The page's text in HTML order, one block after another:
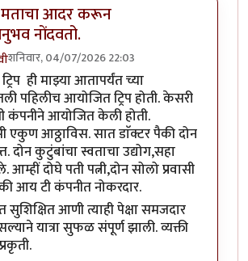
आदर करून
नोंदवतो.
शनिवार, 04/07/2026 22:03
toतुम्ही चांगल्या मनाने प्रतिक्रिया घेता म्हणून
ही माझ्या आतापर्यंत च्या
पहिलीच आयोजित ट्रिप होती. केसरी
कंपनीने आयोजित केली होती.
एकुण आठ्ठाविस. सात डाॅक्टर पैकी दोन
दोन कुटुंबांचा स्वताचा उद्योग,सहा
दोघे पती पत्नी,दोन सोलो प्रवासी
आय टी कंपनीत नोकरदार.
सुशिक्षित आणी त्याही पेक्षा समजदार
यात्रा सुफळ संपूर्ण झाली. व्यक्ती